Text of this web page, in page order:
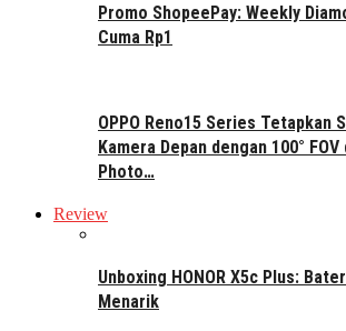
Promo ShopeePay: Weekly
Cuma Rp1
OPPO Reno15 Series Tetapkan
Kamera Depan dengan 100°
Photo…
Review
Unboxing HONOR X5c Plus:
Menarik